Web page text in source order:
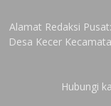
Alamat Redaksi
Desa Kecer
Hubungi